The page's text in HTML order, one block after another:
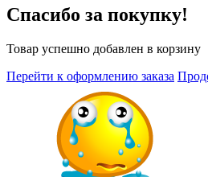
Спасибо за покупку!
Товар успешно добавлен в корзину
Перейти к оформлению заказа